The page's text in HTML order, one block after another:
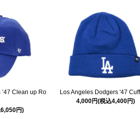
Clean up Ro
円)
Los Angeles Dodgers '47
4,000円(税込4,400円)